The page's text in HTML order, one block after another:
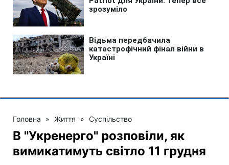
Головна » Життя » Суспільство
В "Укренерго" розповіли, як
вимикатимуть світло 11 грудня